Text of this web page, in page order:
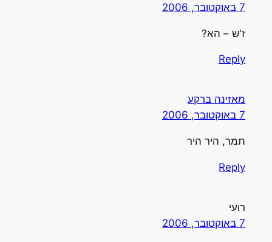
7 באוקטובר, 2006
ז'ש – הא?
Reply
מאזינה ברקע
7 באוקטובר, 2006
תמר, היר היר
Reply
רועי
7 באוקטובר, 2006